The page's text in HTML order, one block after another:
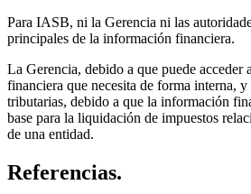
Para IASB, ni la Gerencia ni las
principales de la información financiera.
La Gerencia, debido a que puede acceder
financiera que necesita de forma interna, y
tributarias, debido a que la información
base para la liquidación de impuestos
de una entidad.
Referencias.